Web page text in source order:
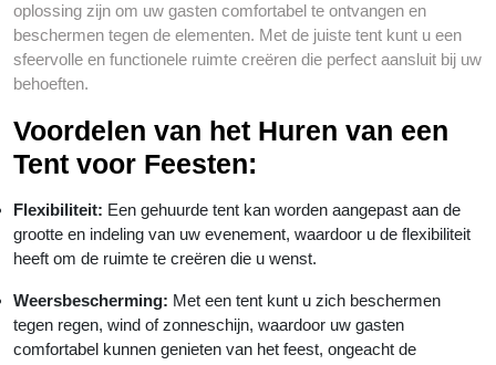
oplossing zijn om uw gasten comfortabel te ontvangen en
beschermen tegen de elementen. Met de juiste tent kunt u een
sfeervolle en functionele ruimte creëren die perfect aansluit bij uw
behoeften.
Voordelen van het Huren van een
Tent voor Feesten:
Flexibiliteit: Een gehuurde tent kan worden aangepast aan de
grootte en indeling van uw evenement, waardoor u de flexibiliteit
heeft om de ruimte te creëren die u wenst.
Weersbescherming: Met een tent kunt u zich beschermen
tegen regen, wind of zonneschijn, waardoor uw gasten
comfortabel kunnen genieten van het feest, ongeacht de